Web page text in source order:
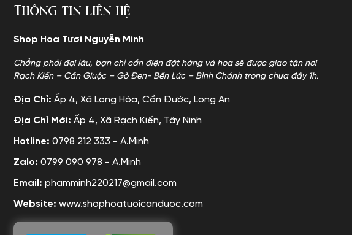
Thông tin liên hệ
Shop Hoa Tươi Nguyễn Minh
Chẳng phải đợi lâu, bạn chỉ cần điện đặt hàng và hoa sẽ được giao tận nơi
Rạch Kiến – Cần Giuộc – Gò Đen- Bến Lức – Bình Chánh trong chưa đầy 1h.
Địa Chỉ: Ấp 4, Xã Long Hòa, Cần Đước, Long An
Địa Chỉ Mới: Ấp 4, Xã Rạch Kiến, Tây Ninh
Hotline: 0798 212 333 - A.Minh
Zalo: 0799 090 978 - A.Minh
Email: phamminh220217@gmail.com
Website: www.shophoatuoicanduoc.com